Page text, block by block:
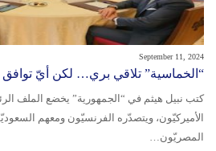
September 11, 2024
“الخماسية” تلاقي بري… لكن أيّ توافق
كتب نبيل هيثم في “الجمهورية” يخضع الملف
الأميركيّون، ويتصدّره الفرنسيّون ومعهم
المصريّون…